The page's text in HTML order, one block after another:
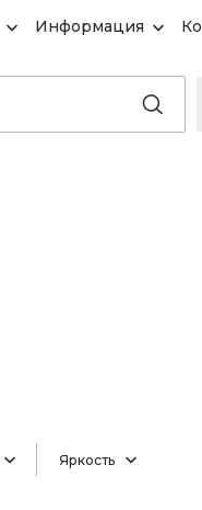
Информация
Яркость